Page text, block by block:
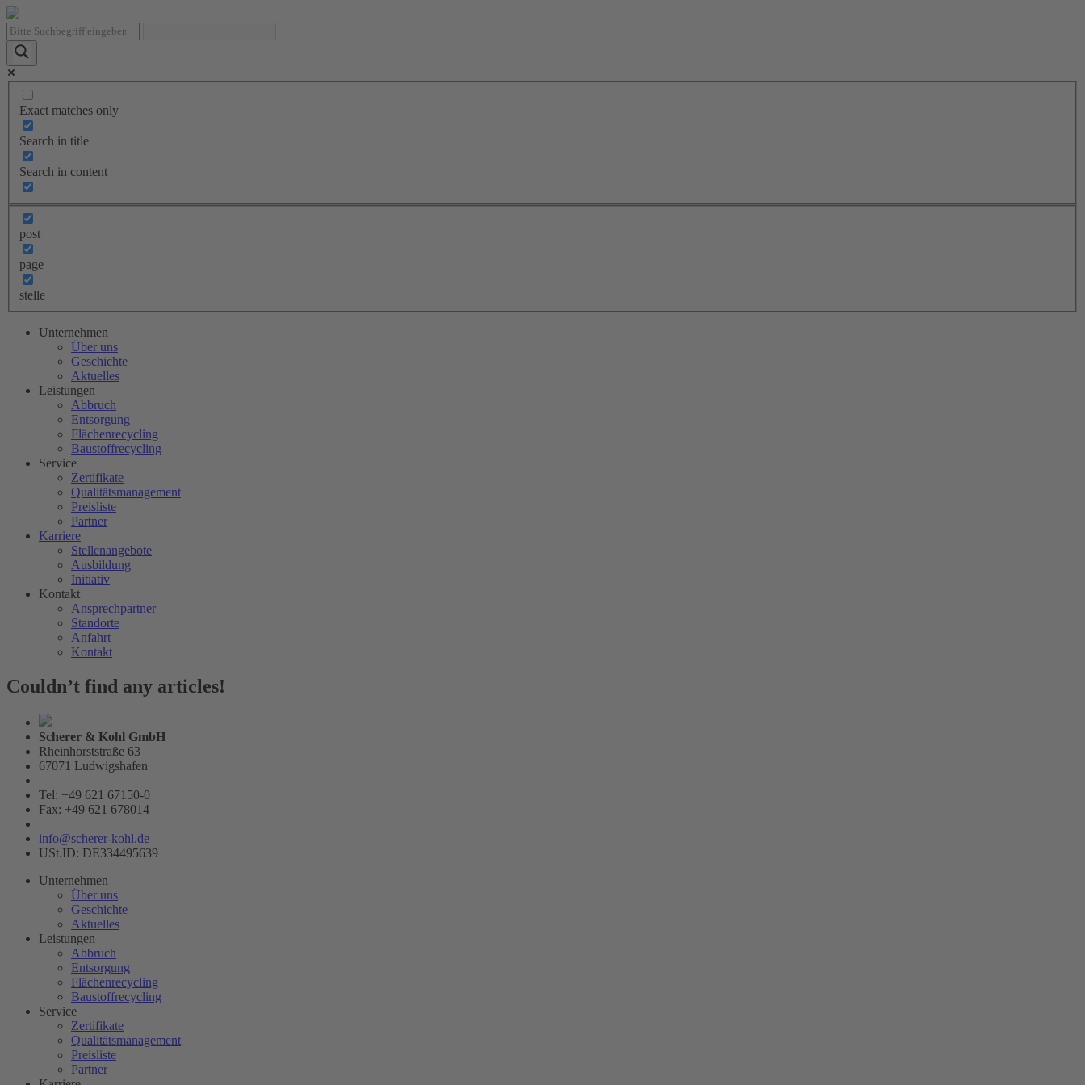
Exact matches only
Search in title
Search in content
post
page
stelle
Unternehmen
Über uns
Geschichte
Aktuelles
Leistungen
Abbruch
Entsorgung
Flächenrecycling
Baustoffrecycling
Service
Zertifikate
Qualitätsmanagement
Preisliste
Partner
Karriere
Stellenangebote
Ausbildung
Initiativ
Kontakt
Ansprechpartner
Standorte
Anfahrt
Kontakt
Couldn’t find any articles!
Scherer & Kohl GmbH
Rheinhorststraße 63
67071 Ludwigshafen
Tel: +49 621 67150-0
Fax: +49 621 678014
info@scherer-kohl.de
USt.ID: DE334495639
Unternehmen
Über uns
Geschichte
Aktuelles
Leistungen
Abbruch
Entsorgung
Flächenrecycling
Baustoffrecycling
Service
Zertifikate
Qualitätsmanagement
Preisliste
Partner